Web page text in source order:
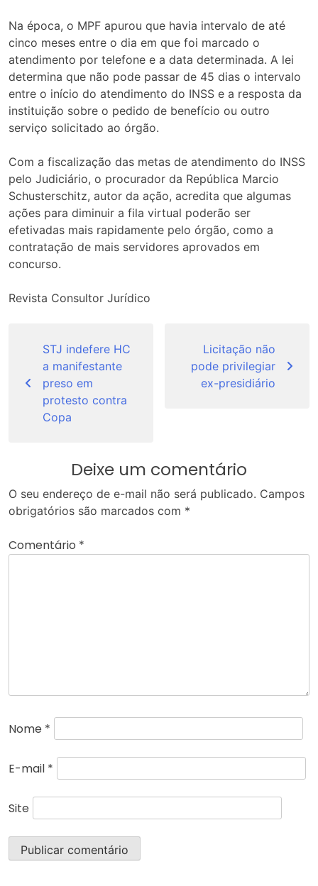
Na época, o MPF apurou que havia intervalo de até
cinco meses entre o dia em que foi marcado o
atendimento por telefone e a data determinada. A lei
determina que não pode passar de 45 dias o intervalo
entre o início do atendimento do INSS e a resposta da
instituição sobre o pedido de benefício ou outro
serviço solicitado ao órgão.
Com a fiscalização das metas de atendimento do INSS
pelo Judiciário, o procurador da República Marcio
Schusterschitz, autor da ação, acredita que algumas
ações para diminuir a fila virtual poderão ser
efetivadas mais rapidamente pelo órgão, como a
contratação de mais servidores aprovados em
concurso.
Revista Consultor Jurídico
Post
STJ indefere HC
a manifestante
preso em
protesto contra
Copa
Licitação não
pode privilegiar
ex-presidiário
Deixe um comentário
O seu endereço de e-mail não será publicado. Campos
obrigatórios são marcados com *
Comentário *
Nome *
E-mail *
Site